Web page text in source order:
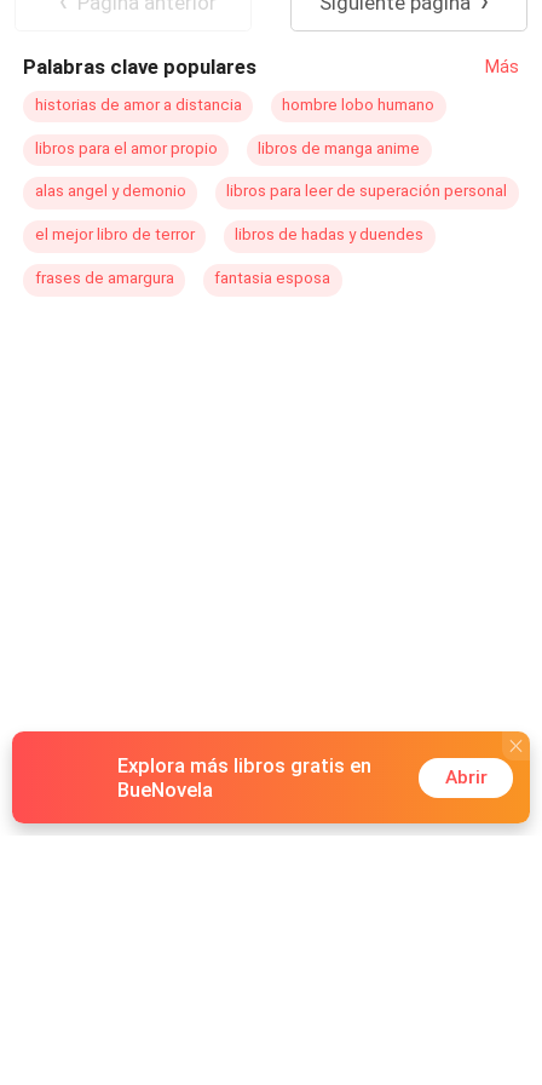
Palabras clave populares Más
historias de amor a distancia hombre lobo humano
libros para el amor propio libros de manga anime
alas angel y demonio libros para leer de superación personal
el mejor libro de terror libros de hadas y duendes
frases de amargura fantasia esposa
Explora más libros gratis en
BueNovela
Abrir